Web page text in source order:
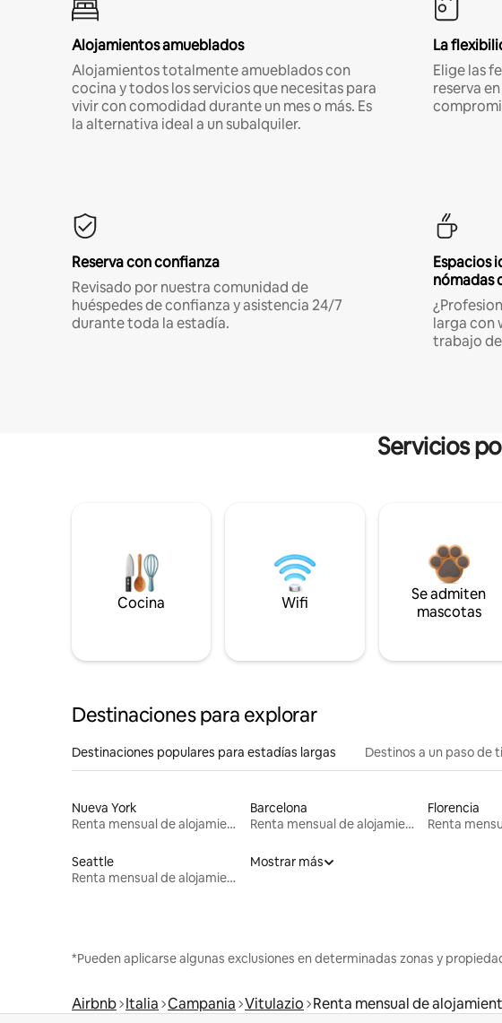
Alojamientos amueblados
Alojamientos totalmente amueblados con
cocina y todos los servicios que necesitas para
vivir con comodidad durante un mes o más. Es
la alternativa ideal a un subalquiler.
La
Elige las
reserva
Reserva con confianza
Revisado por nuestra comunidad de
huéspedes de confianza y asistencia 24/7
durante toda la estadía.
Espacios
nómadas
larga con
trabajo
Servicios
Cocina Wifi
Se admiten
mascotas
Destinaciones para explorar
Destinaciones populares para estadías largas Destinos a un paso de ti
Nueva York
Renta mensual de alojamientos
Barcelona
Renta mensual de alojamientos
Florencia
Seattle
Renta mensual de alojamientos
Mostrar más
*Pueden aplicarse algunas exclusiones en determinadas zonas y
Airbnb Italia Campania Vitulazio Renta mensual de